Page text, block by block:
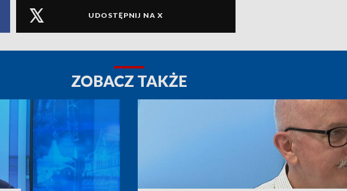
UDOSTĘPNIJ NA X
ZOBACZ TAKŻE